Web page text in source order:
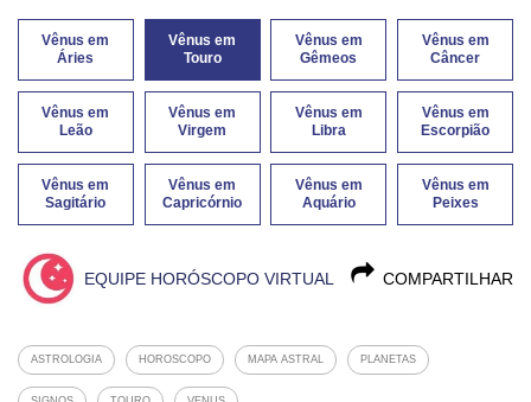
Vênus em
Áries
Vênus em
Touro
Vênus em
Gêmeos
Vênus em
Câncer
Vênus em
Leão
Vênus em
Virgem
Vênus em
Libra
Vênus em
Escorpião
Vênus em
Sagitário
Vênus em
Capricórnio
Vênus em
Aquário
Vênus em
Peixes
COMPARTILHAR
EQUIPE HORÓSCOPO VIRTUAL
ASTROLOGIA HOROSCOPO MAPA ASTRAL PLANETAS